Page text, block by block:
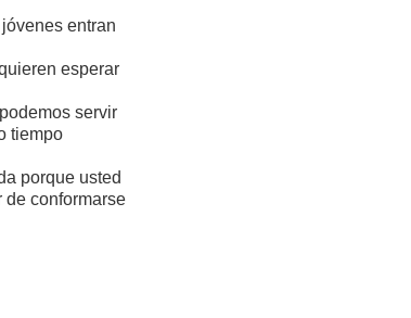
entran
esperar
servir
tiempo
porque usted
de conformarse